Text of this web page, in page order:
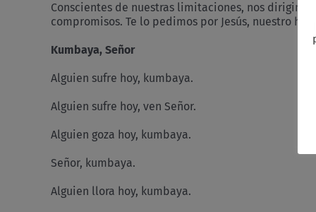
Conscientes de nuestras limitaciones, nos
compromisos. Te lo pedimos por Jesús, nuestro
Kumbaya, Señor
Alguien sufre hoy, kumbaya.
Alguien sufre hoy, ven Señor.
Alguien goza hoy, kumbaya.
Señor, kumbaya.
Alguien llora hoy, kumbaya.